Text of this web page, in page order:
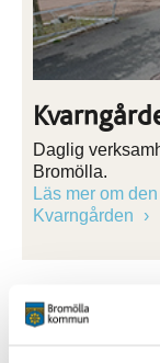
Daglig
Bromölla.
Läs mer om
Kvarngården